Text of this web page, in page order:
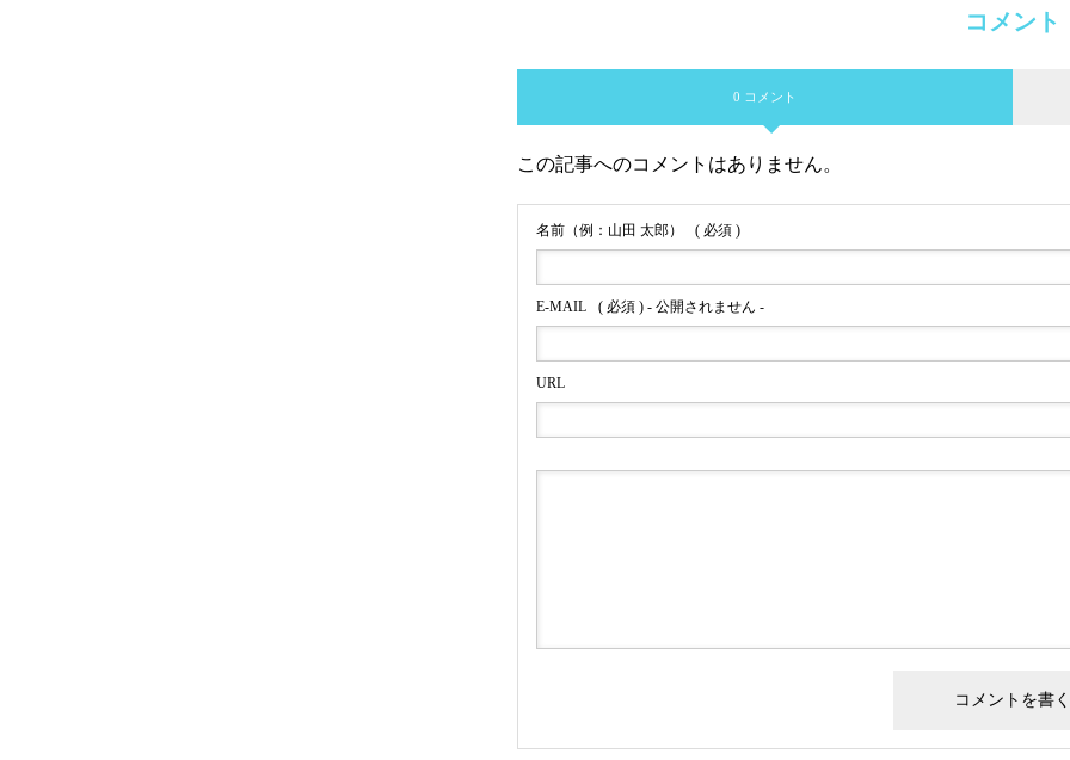
コメント
0 コメント
この記事へのコメントはありません。
名前（例：山田 太郎） ( 必須 )
E-MAIL ( 必須 ) - 公開されません -
URL